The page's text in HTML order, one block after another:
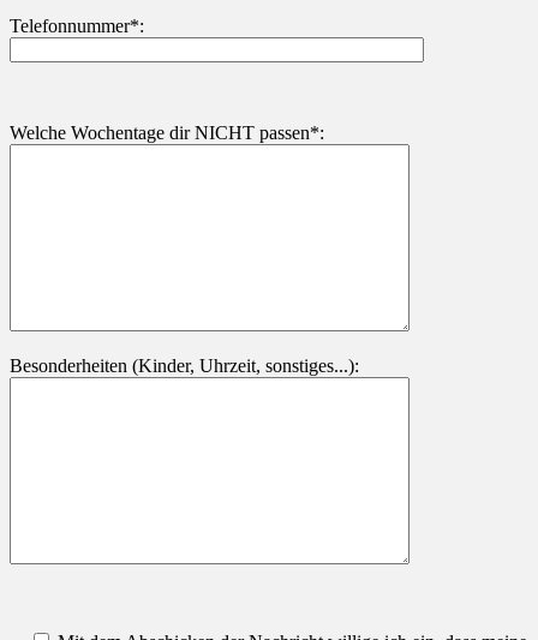
Telefonnummer*:
Welche Wochentage dir NICHT passen*:
Besonderheiten (Kinder, Uhrzeit, sonstiges...):